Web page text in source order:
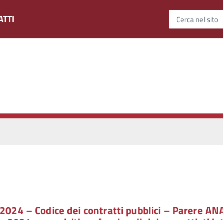
Cerca nel sito
– Codice dei contratti pubblici – Parere